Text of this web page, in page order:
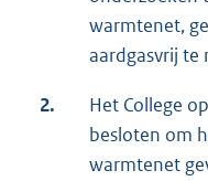
warmtenet,
aardgasvrij te
2.
Het College
besloten om
warmtenet